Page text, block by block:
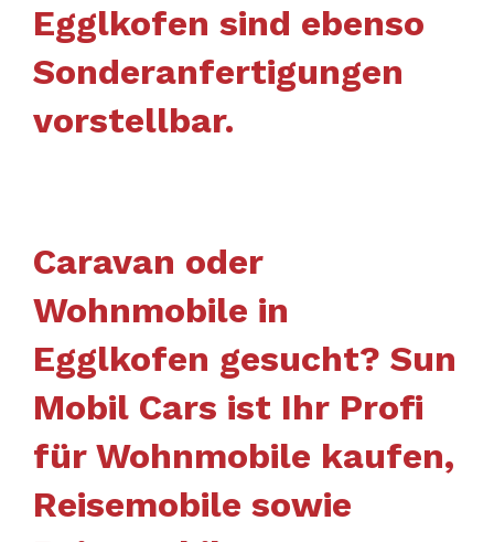
Egglkofen sind ebenso
Sonderanfertigungen
vorstellbar.
Caravan oder
Wohnmobile in
Egglkofen gesucht? Sun
Mobil Cars ist Ihr Profi
für Wohnmobile kaufen,
Reisemobile sowie